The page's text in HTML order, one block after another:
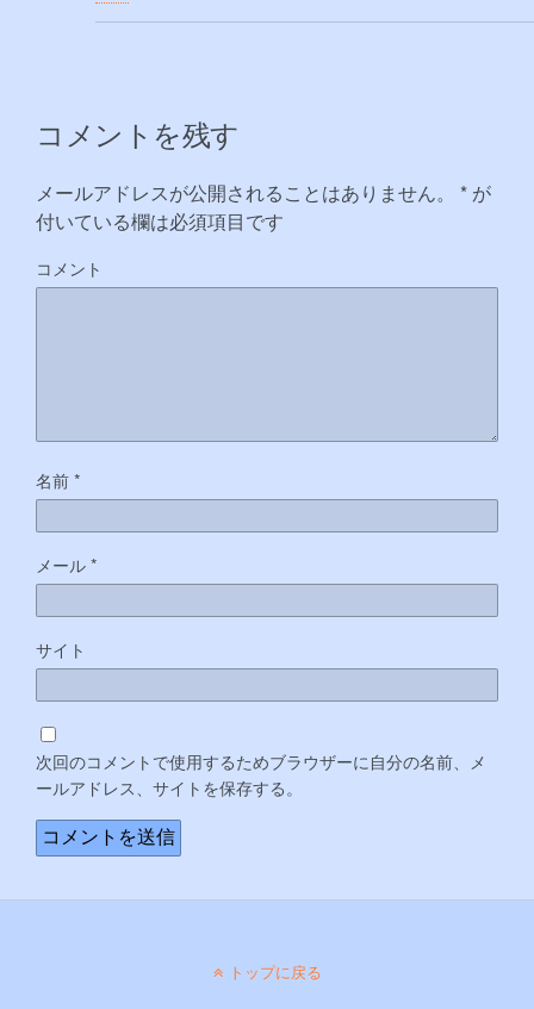
コメントを残す
メールアドレスが公開されることはありません。 * が
付いている欄は必須項目です
コメント
名前*
メール*
サイト
次回のコメントで使用するためブラウザーに自分の名前、メ
ールアドレス、サイトを保存する。
トップに戻る